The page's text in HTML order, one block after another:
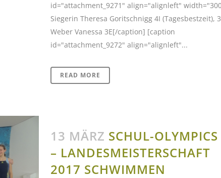
id="attachment_9271" align="alignleft"
Siegerin Theresa Goritschnigg 4I (Tagesbestzeit),
Weber Vanessa 3E[/caption] [caption
id="attachment_9272" align="alignleft"...
READ MORE
13 MÄRZ SCHUL-OLYMPICS
– LANDESMEISTERSCHAFT
2017 SCHWIMMEN